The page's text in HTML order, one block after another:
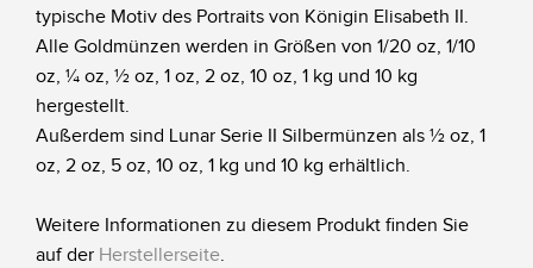
typische Motiv des Portraits von Königin Elisabeth II.
Alle Goldmünzen werden in Größen von 1/20 oz, 1/10
oz, ¼ oz, ½ oz, 1 oz, 2 oz, 10 oz, 1 kg und 10 kg
hergestellt.
Außerdem sind Lunar Serie II Silbermünzen als ½ oz, 1
oz, 2 oz, 5 oz, 10 oz, 1 kg und 10 kg erhältlich.
Weitere Informationen zu diesem Produkt finden Sie
auf der Herstellerseite.